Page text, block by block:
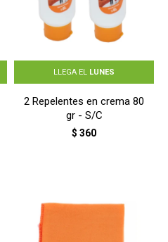
LLEGA EL LUNES
2 Repelentes en crema 80
gr - S/C
$ 360